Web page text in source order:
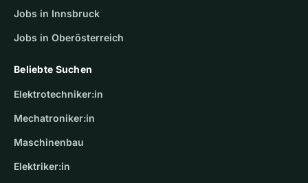
Jobs in Innsbruck
Jobs in Oberösterreich
Beliebte Suchen
Elektrotechniker:in
Mechatroniker:in
Maschinenbau
Elektriker:in